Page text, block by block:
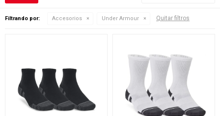
Filtrando por: Accesorios Under Armour Quitar filtros